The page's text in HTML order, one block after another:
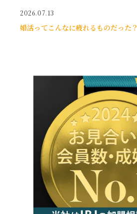
2026.07.13
婚活ってこんなに疲れるものだった？